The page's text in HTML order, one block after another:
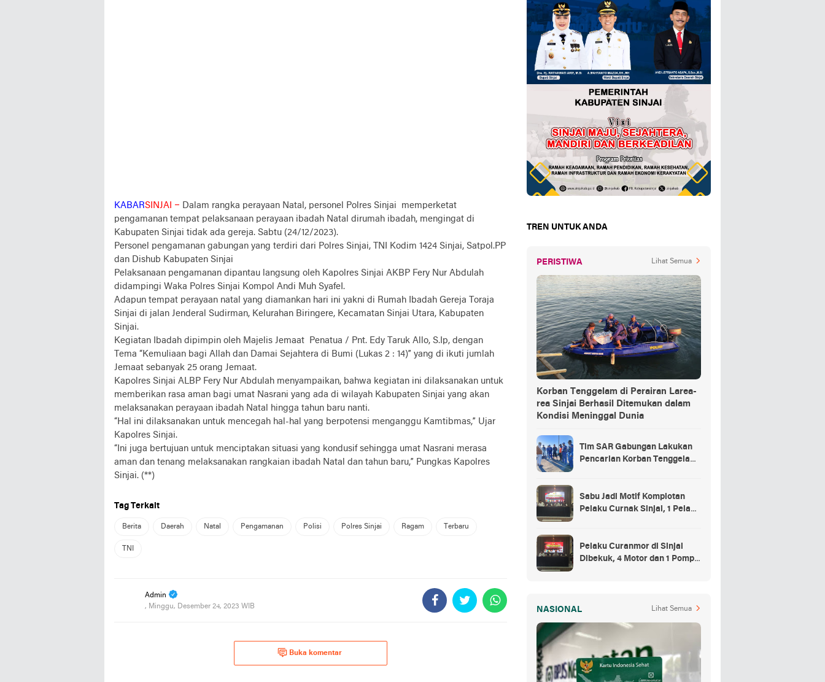
KABARSINJAI – Dalam rangka perayaan Natal, personel Polres Sinjai memperketat
pengamanan tempat pelaksanaan perayaan ibadah Natal dirumah ibadah, mengingat di
Kabupaten Sinjai tidak ada gereja. Sabtu (24/12/2023).
Personel pengamanan gabungan yang terdiri dari Polres Sinjai, TNI Kodim 1424 Sinjai, Satpol.PP
dan Dishub Kabupaten Sinjai
Pelaksanaan pengamanan dipantau langsung oleh Kapolres Sinjai AKBP Fery Nur Abdulah
didampingi Waka Polres Sinjai Kompol Andi Muh SyafeI.
Adapun tempat perayaan natal yang diamankan hari ini yakni di Rumah Ibadah Gereja Toraja
Sinjai di jalan Jenderal Sudirman, Kelurahan Biringere, Kecamatan Sinjai Utara, Kabupaten
Sinjai.
Kegiatan Ibadah dipimpin oleh Majelis Jemaat Penatua / Pnt. Edy Taruk Allo, S.Ip, dengan
Tema “Kemuliaan bagi Allah dan Damai Sejahtera di Bumi (Lukas 2 : 14)” yang di ikuti jumlah
Jemaat sebanyak 25 orang Jemaat.
Kapolres Sinjai ALBP Fery Nur Abdulah menyampaikan, bahwa kegiatan ini dilaksanakan untuk
memberikan rasa aman bagi umat Nasrani yang ada di wilayah Kabupaten Sinjai yang akan
melaksanakan perayaan ibadah Natal hingga tahun baru nanti.
“Hal ini dilaksanakan untuk mencegah hal-hal yang berpotensi menganggu Kamtibmas,” Ujar
Kapolres Sinjai.
“Ini juga bertujuan untuk menciptakan situasi yang kondusif sehingga umat Nasrani merasa
aman dan tenang melaksanakan rangkaian ibadah Natal dan tahun baru,” Pungkas Kapolres
Sinjai. (**)
Tag Terkait
Berita Daerah Natal Pengamanan Polisi Polres Sinjai Ragam Terbaru
TNI
Admin
, Minggu, Desember 24, 2023 WIB
Buka komentar
TREN UNTUK ANDA
PERISTIWA Lihat Semua
Korban Tenggelam di Perairan Larea-
rea Sinjai Berhasil Ditemukan dalam
Kondisi Meninggal Dunia
Tim SAR Gabungan Lakukan
Pencarian Korban Tenggelam
Sabu Jadi Motif Komplotan
Pelaku Curnak Sinjai, 1 Pelaku
Pelaku Curanmor di Sinjai
Dibekuk, 4 Motor dan 1 Pompa
NASIONAL Lihat Semua